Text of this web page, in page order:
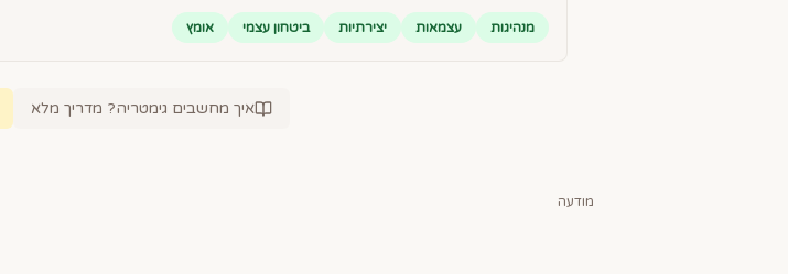
מנהיגות עצמאות יצירתיות ביטחון עצמי אומץ
איך מחשבים גימטריה? מדריך מלא
מודעה